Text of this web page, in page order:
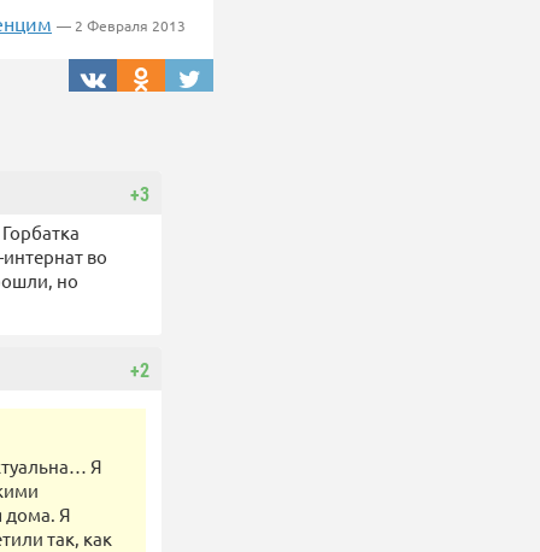
— 2 Февраля 2013
+3
во
но
+2
Я
дома. Я
так, как